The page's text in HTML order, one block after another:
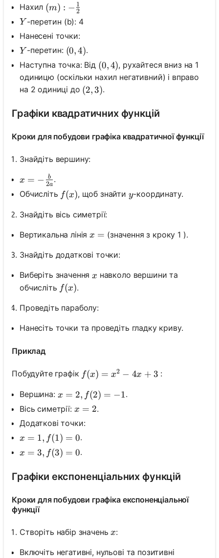
Нахил (m):-\frac{1}{2}
(m) : − 2
1
Y
Y -перетин (b): 4
Нанесені точки:
Y
Y -перетин: (0,4)
(0,4).
Наступна точка: Від (0,4)
(0,4), рухайтеся вниз на 1
одиницю (оскільки нахил негативний) і вправо
на 2 одиниці до (2,3)
(2,3).
Графіки квадратичних функцій
Кроки для побудови графіка квадратичної функції
Знайдіть вершину:
x=-\frac{b}{2 a}
x = − 2a
b .
Обчисліть f(x)
f(x), щоб знайти y
y-координату.
Знайдіть вісь симетрії:
Вертикальна лініяx=
x = (значення з кроку 1 ).
Знайдіть додаткові точки:
Виберіть значенняx
x навколо вершини та
обчисліть f(x)
f(x).
Проведіть параболу:
Нанесіть точки та проведіть гладку криву.
Приклад
Побудуйте графік f(x)=x^2-4 x+3
f(x) = x2 − 4x + 3 :
Вершина: x=2, f(2)=-1
x = 2, f(2) = −1.
Вісь симетрії: x=2
x = 2.
Додаткові точки:
x=1, f(1)=0
x = 1, f(1) = 0.
x=3, f(3)=0
x = 3, f(3) = 0.
Графіки експоненціальних функцій
Кроки для побудови графіка експоненціальної
функції
Створіть набір значеньx
x:
Включіть негативні, нульові та позитивні